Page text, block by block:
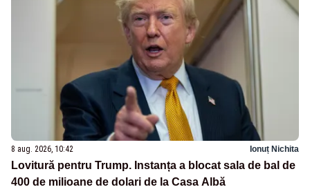
8 aug. 2026, 10:42 Ionuț Nichita
Lovitură pentru Trump. Instanța a blocat sala de bal de
400 de milioane de dolari de la Casa Albă